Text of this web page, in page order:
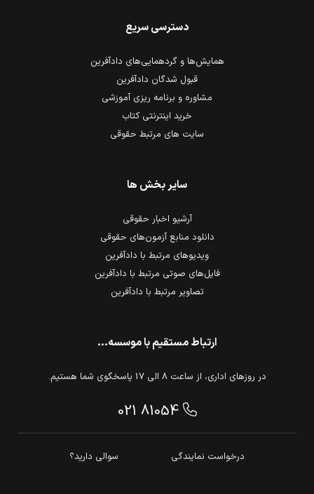
ارتباط مستقیم با موسسه...
در روزهای اداری، از ساعت 8 الی 17 پاسخگوی شما هستیم.
021 81054
درخواست نمایندگی سوالی دارید؟
دسترسی سریع
همایش‌ها و گردهمایی‌های دادآفرین
قبول شدگان دادآفرین
مشاوره و برنامه ریزی آموزشی
خرید اینترنتی کتاب
سایت های مرتبط حقوقی
سایر بخش ها
آرشیو اخبار حقوقی
دانلود منابع آزمون‌های حقوقی
ویدیوهای مرتبط با دادآفرین
فایل‌های صوتی مرتبط با دادآفرین
تصاویر مرتبط با دادآفرین